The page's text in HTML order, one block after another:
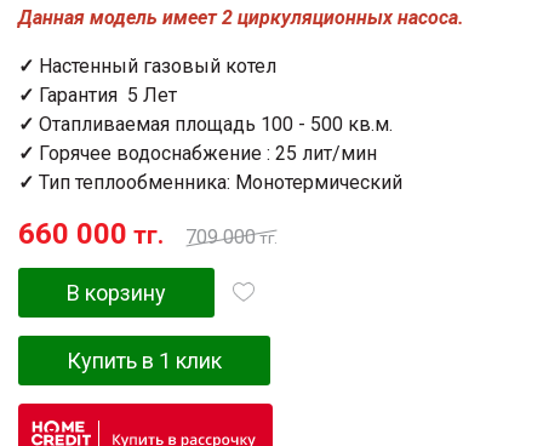
Данная модель имеет 2 циркуляционных насоса.
✓ Настенный газовый котел
✓ Гарантия 5 Лет
✓ Отапливаемая площадь 100 - 500 кв.м.
✓ Горячее водоснабжение : 25 лит/мин
✓ Тип теплообменника: Монотермический
660 000 тг. 709 000тг.
В корзину
Купить в 1 клик